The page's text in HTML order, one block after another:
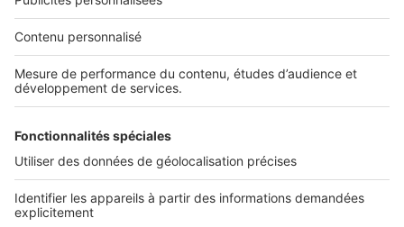
NOS APPLICATIONS
Découvrez nos applications
Tous nos services pro
Accès client